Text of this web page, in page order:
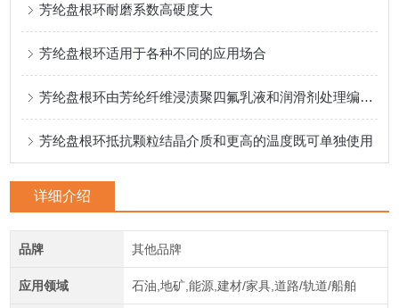
芳纶盘根环耐磨系数高硬度大
芳纶盘根环适用于各种不同的应用场合
芳纶盘根环由芳纶纤维浸渍聚四氟乳液和润滑剂处理编织而成
芳纶盘根环抵抗颗粒结晶介质和更高的温度既可单独使用
详细介绍
品牌 其他品牌
应用领域 石油,地矿,能源,建材/家具,道路/轨道/船舶